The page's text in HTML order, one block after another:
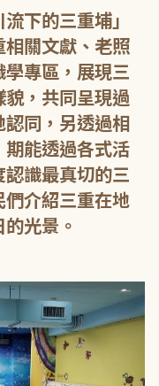
下的三重埔」
關文獻、老照
專區，展現三
，共同呈現過
同，另透過相
能透過各式活
識最真切的三
介紹三重在地
光景。